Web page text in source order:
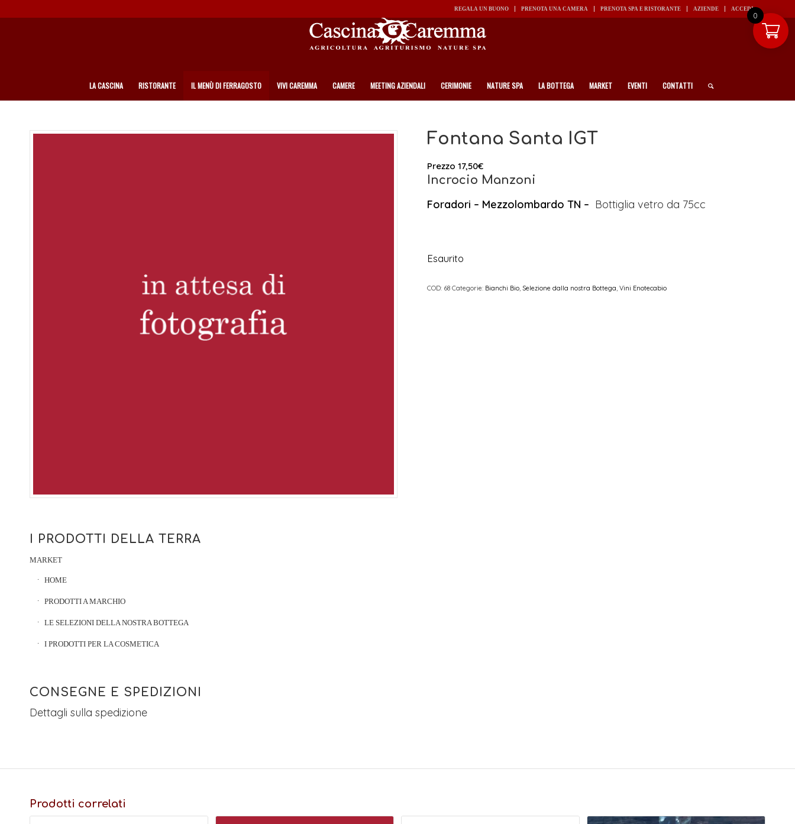
0
REGALA UN BUONO PRENOTA UNA CAMERA PRENOTA SPA E RISTORANTE AZIENDE ACCEDI
LA CASCINA RISTORANTE IL MENÙ DI FERRAGOSTO VIVI CAREMMA CAMERE MEETING AZIENDALI CERIMONIE NATURE SPA LA BOTTEGA MARKET EVENTI CONTATTI
I PRODOTTI DELLA TERRA
MARKET
HOME
PRODOTTI A MARCHIO
LE SELEZIONI DELLA NOSTRA BOTTEGA
I PRODOTTI PER LA COSMETICA
CONSEGNE E SPEDIZIONI
Dettagli sulla spedizione
Fontana Santa IGT
Prezzo 17,50€
Incrocio Manzoni
Foradori – Mezzolombardo TN – Bottiglia vetro da 75cc
Esaurito
COD: 68 Categorie: Bianchi Bio, Selezione dalla nostra Bottega, Vini Enotecabio
Prodotti correlati